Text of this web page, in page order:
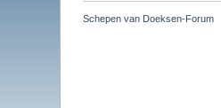
Schepen van Doeksen-Forum